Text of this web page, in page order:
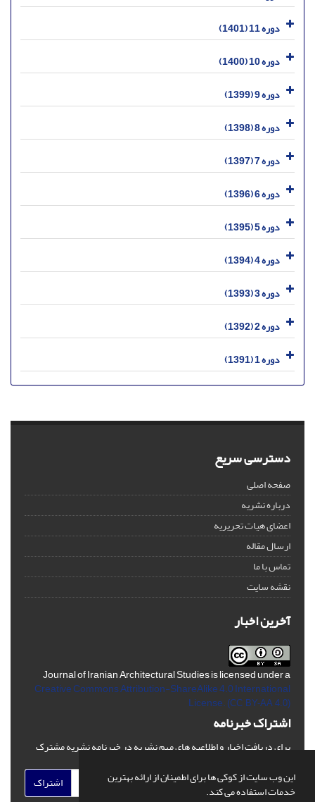
این وب سایت از کوکی ها برای اطمینان از ارائه بهترین
خدمات استفاده می کند.
دوره 11 (1401)
دوره 10 (1400)
دوره 9 (1399)
دوره 8 (1398)
دوره 7 (1397)
دوره 6 (1396)
دوره 5 (1395)
دوره 4 (1394)
دوره 3 (1393)
دوره 2 (1392)
دوره 1 (1391)
دسترسی سریع
صفحه اصلی
درباره نشریه
اعضای هیات تحریریه
ارسال مقاله
تماس با ما
نقشه سایت
آخرین اخبار
Journal of Iranian Architectural Studies is licensed under a
Creative Commons Attribution-ShareAlike 4.0 International
License. (CC BY-AA 4.0)
اشتراک خبرنامه
برای دریافت اخبار و اطلاعیه های مهم نشریه در خبرنامه نشریه مشترک
اشتراک